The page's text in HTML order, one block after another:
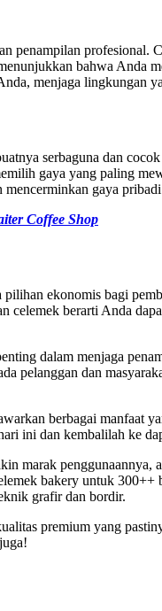
penampilan profesional.
bahwa Anda
menjaga lingkungan
serbaguna dan
gaya yang paling
mencerminkan gaya
Coffee Shop
ekonomis bagi
berarti Anda
dalam menjaga
pelanggan dan
berbagai
ini dan kembalilah ke
marak
bakery untuk
grafir dan bordir.
premium yang